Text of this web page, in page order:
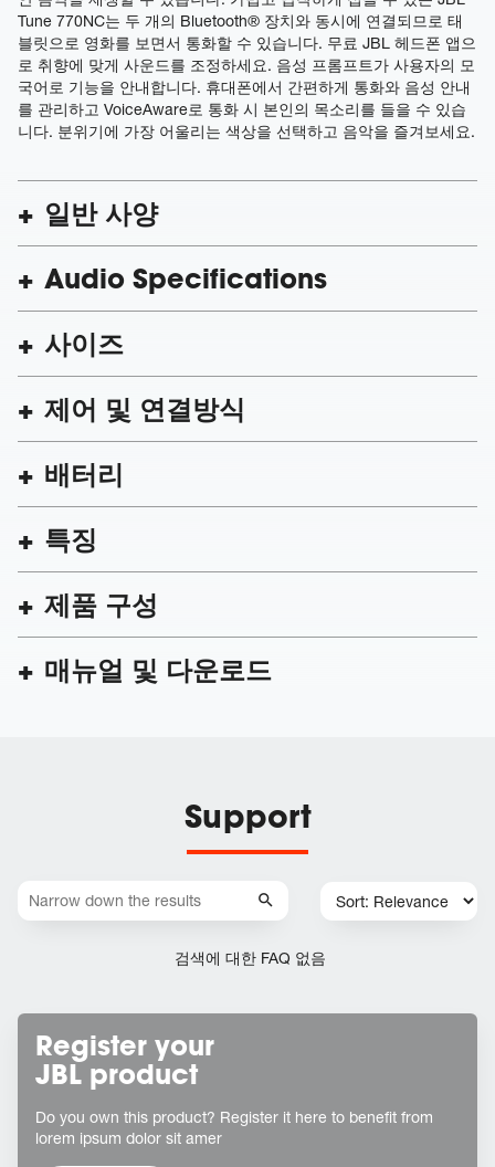
Tune 770NC는 두 개의 Bluetooth® 장치와 동시에 연결되므로 태
블릿으로 영화를 보면서 통화할 수 있습니다. 무료 JBL 헤드폰 앱으
로 취향에 맞게 사운드를 조정하세요. 음성 프롬프트가 사용자의 모
국어로 기능을 안내합니다. 휴대폰에서 간편하게 통화와 음성 안내
를 관리하고 VoiceAware로 통화 시 본인의 목소리를 들을 수 있습
니다. 분위기에 가장 어울리는 색상을 선택하고 음악을 즐겨보세요.
일반 사양
Audio Specifications
사이즈
제어 및 연결방식
배터리
특징
제품 구성
매뉴얼 및 다운로드
Support
검색에 대한 FAQ 없음
Register your
JBL product
Do you own this product? Register it here to benefit from
lorem ipsum dolor sit amer